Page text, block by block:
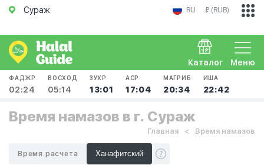
Сураж RU ₽ (RUB)
Меню
Каталог
ФАДЖР
02:24
ВОСХОД
05:14
ЗУХР
13:01
АСР
17:04
МАГРИБ
20:34
ИША
22:42
Время намазов в г. Сураж
Главная Время намазов
Время расчета